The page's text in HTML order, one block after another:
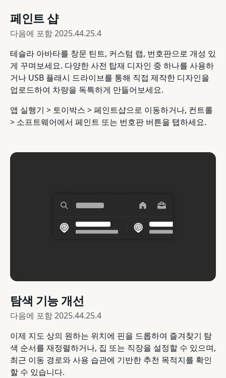
페인트 샵
다음에 포함2025.44.25.4
테슬라 아바타를 창문 틴트, 커스텀 랩, 번호판으로 개성 있
게 꾸며보세요. 다양한 사전 탑재 디자인 중 하나를 사용하
거나 USB 플래시 드라이브를 통해 직접 제작한 디자인을
업로드하여 차량을 독특하게 만들어보세요.
앱 실행기 > 토이박스 > 페인트샵으로 이동하거나, 컨트롤
> 소프트웨어에서 페인트 또는 번호판 버튼을 탭하세요.
탐색 기능 개선
다음에 포함2025.44.25.4
이제 지도 상의 원하는 위치에 핀을 드롭하여 즐겨찾기 탐
색 순서를 재정렬하거나, 집 또는 직장을 설정할 수 있으며,
최근 이동 경로와 사용 습관에 기반한 추천 목적지를 확인
할 수 있습니다.